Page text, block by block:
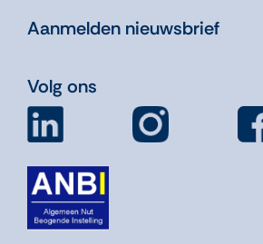
Aanmelden nieuwsbrief
Volg ons